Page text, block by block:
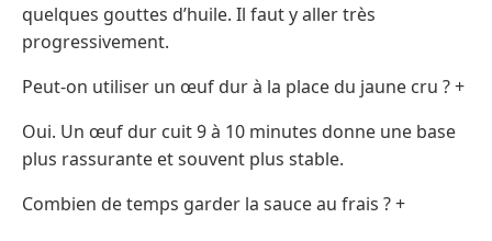
quelques gouttes d’huile. Il faut y aller très
progressivement.
Peut-on utiliser un œuf dur à la place du jaune cru ? +
Oui. Un œuf dur cuit 9 à 10 minutes donne une base
plus rassurante et souvent plus stable.
Combien de temps garder la sauce au frais ? +